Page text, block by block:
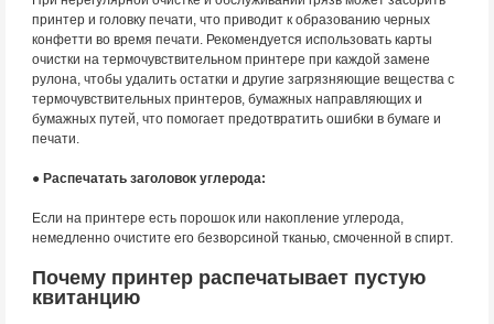
принтер и головку печати, что приводит к образованию черных
конфетти во время печати. Рекомендуется использовать карты
очистки на термочувствительном принтере при каждой замене
рулона, чтобы удалить остатки и другие загрязняющие вещества с
термочувствительных принтеров, бумажных направляющих и
бумажных путей, что помогает предотвратить ошибки в бумаге и
печати.
● Распечатать заголовок углерода:
Если на принтере есть порошок или накопление углерода,
немедленно очистите его безворсиной тканью, смоченной в спирт.
Почему принтер распечатывает пустую
квитанцию